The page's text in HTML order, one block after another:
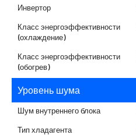
Инвертор
Класс энергоэффективности
(охлаждение)
Класс энергоэффективности
(обогрев)
Уровень шума
Шум внутреннего блока
Тип хладагента